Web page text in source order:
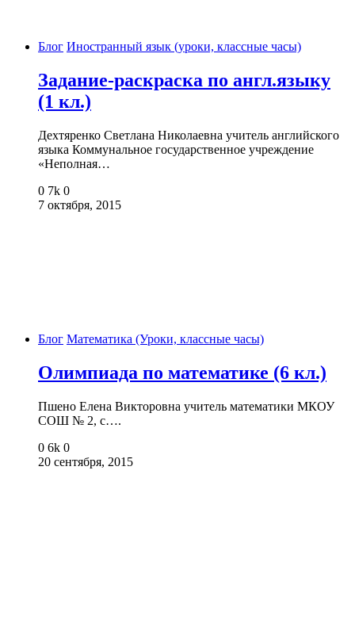
Блог Иностранный язык (уроки, классные часы)
Задание-раскраска по англ.языку
(1 кл.)
Дехтяренко Светлана Николаевна учитель английского
языка Коммунальное государственное учреждение
«Неполная…
0 7k 0
7 октября, 2015
Блог Математика (Уроки, классные часы)
Олимпиада по математике (6 кл.)
Пшено Елена Викторовна учитель математики МКОУ
СОШ № 2, с….
0 6k 0
20 сентября, 2015